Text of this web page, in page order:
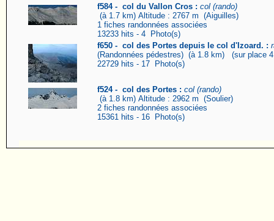
f584 - col du Vallon Cros : col (rando)
(à 1.7 km) Altitude : 2767 m (Aiguilles)
1 fiches randonnées associées
13233 hits - 4 Photo(s)
f650 - col des Portes depuis le col d'Izoard. :
(Randonnées pédestres) (à 1.8 km) (sur place
22729 hits - 17 Photo(s)
f524 - col des Portes : col (rando)
(à 1.8 km) Altitude : 2962 m (Soulier)
2 fiches randonnées associées
15361 hits - 16 Photo(s)